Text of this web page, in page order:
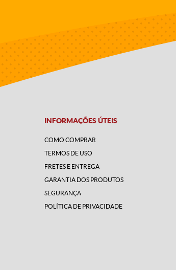
INFORMAÇÕES ÚTEIS
COMO COMPRAR
TERMOS DE USO
FRETES E ENTREGA
GARANTIA DOS PRODUTOS
SEGURANÇA
POLÍTICA DE PRIVACIDADE